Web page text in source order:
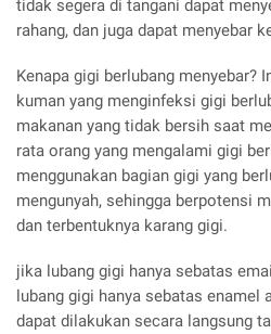
tidak segera di tangani dapat
rahang, dan juga dapat menyebar
Kenapa gigi berlubang menyebar?
kuman yang menginfeksi gigi
makanan yang tidak bersih saat
rata orang yang mengalami gigi
menggunakan bagian gigi yang
mengunyah, sehingga berpotensi
dan terbentuknya karang gigi.
jika lubang gigi hanya sebatas
lubang gigi hanya sebatas enamel
dapat dilakukan secara langsung